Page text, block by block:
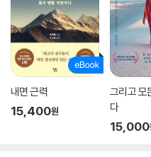
내면 근력
15,400원
그리고 모
다
15,000